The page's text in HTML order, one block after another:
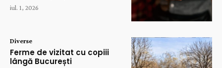
iul. 1, 2026
Diverse
Ferme de vizitat cu copiii
lângă București